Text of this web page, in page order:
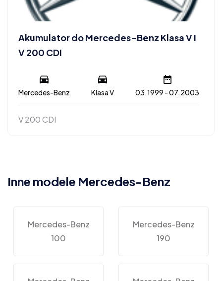
Akumulator do Mercedes-Benz Klasa V I
V 200 CDI
Mercedes-Benz Klasa V 03.1999 - 07.2003
V 200 CDI
Inne modele Mercedes-Benz
Mercedes-Benz
100
Mercedes-Benz
190